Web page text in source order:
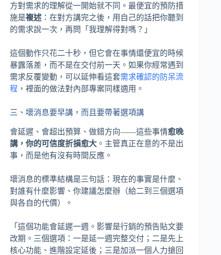
方對需求的理解從一開始就不同。最便宜的預防措
施是複述 ：在對方講完之後，用自己的話把你聽到
的需求說一次，再問「我理解得對嗎？」
這個動作只花二十秒，但它會在事情還便宜的時候
暴露落差，而不是在交付前一天。如果你經常遇到
需求反覆變動，可以延伸看這套需求確認的防呆流
程 ，裡面的做法對內部專案同樣適用。
三、壞消息要早講，而且要帶著選項講
會延遲、會超出預算、做錯方向——這些事情愈晚
講，你的可信度折損愈大 。主管真正在意的不是出
事，而是他有沒有時間反應。
壞消息的標準結構是三句話：現在的事實是什麼、
對誰有什麼影響、你建議怎麼辦（給二到三個選項
與各自的代價）。
「這個功能會延遲一週。影響是行銷的預告貼文要
改期。三個選項：一是延一週完整交付；二是先上
核心功能、進階設定延後；三是加派一個人力搶回